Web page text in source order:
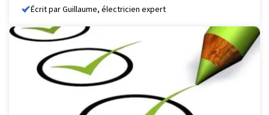
Écrit par Guillaume, électricien expert